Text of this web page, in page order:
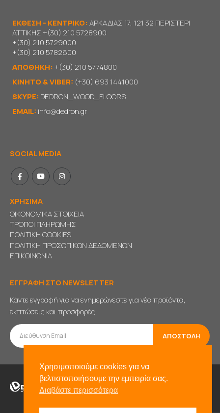
ΕΚΘΕΣΗ - ΚΕΝΤΡΙΚΟ:ΑΡΚΑΔΙΑΣ 17, 121 32 ΠΕΡΙΣΤΕΡΙ
ΑΤΤΙΚΗΣ +(30) 210 5728900
+(30) 210 5729000
+(30) 210 5782600
ΑΠΟΘΗΚΗ: +(30) 210 5774800
KΙΝΗΤΟ & VIBER: (+30) 693 1441000
SKYPE: DEDRON_WOOD_FLOORS
EMAIL: info@dedron.gr
SOCIAL MEDIA
ΧΡΗΣΙΜΑ
ΟΙΚΟΝΟΜΙΚΑ ΣΤΟΙΧΕΙΑ
ΤΡΟΠΟΙ ΠΛΗΡΩΜΗΣ
ΠΟΛΙΤΙΚΗ COOKIES
ΠΟΛΙΤΙΚΗ ΠΡΟΣΩΠΙΚΩΝ ΔΕΔΟΜΕΝΩΝ
ΕΠΙΚΟΙΝΩΝΙΑ
ΕΓΓΡΑΦΗ ΣΤΟ NEWSLETTER
Κάντε εγγραφή για να ενημερώνεστε για νέα προϊόντα,
εκπτώσεις και προσφορές.
Χρησιμοποιούμε cookies για να
βελτιστοποιήσουμε την εμπειρία σας.
Διαβάστε περισσότερα